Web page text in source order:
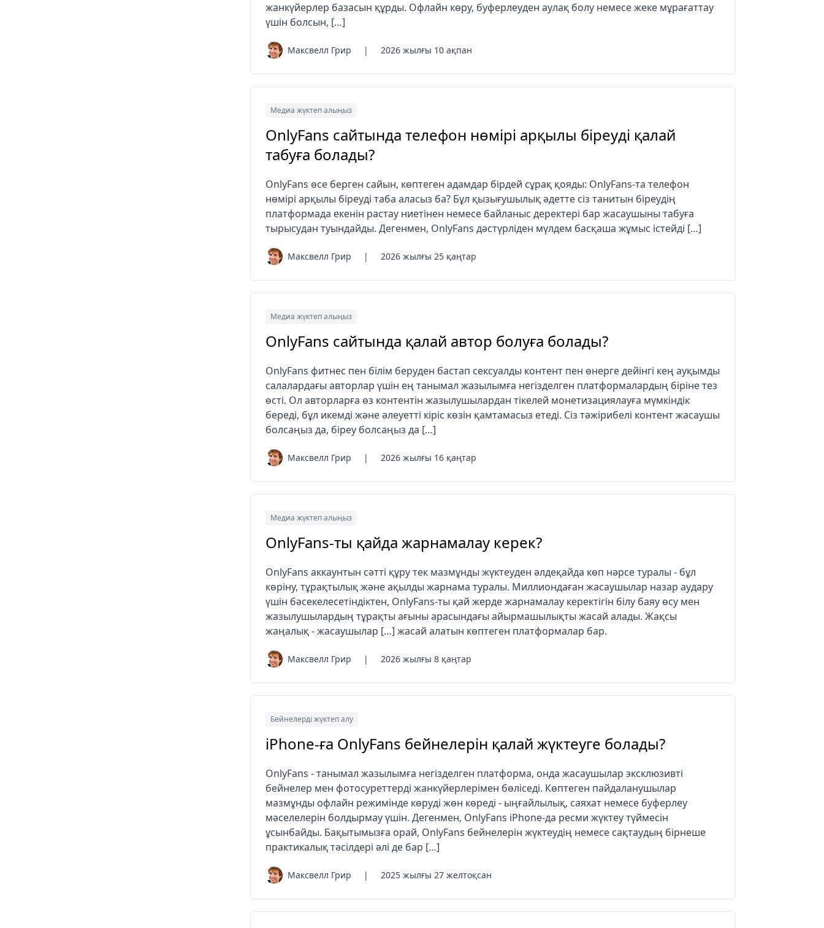
жанкүйерлер базасын құрды. Офлайн көру, буферлеуден аулақ болу немесе жеке мұрағаттау
үшін болсын, […]
Максвелл Грир | 2026 жылғы 10 ақпан
Медиа жүктеп алыңыз
OnlyFans сайтында телефон нөмірі арқылы біреуді қалай
табуға болады?
OnlyFans өсе берген сайын, көптеген адамдар бірдей сұрақ қояды: OnlyFans-та телефон
нөмірі арқылы біреуді таба аласыз ба? Бұл қызығушылық әдетте сіз танитын біреудің
платформада екенін растау ниетінен немесе байланыс деректері бар жасаушыны табуға
тырысудан туындайды. Дегенмен, OnlyFans дәстүрліден мүлдем басқаша жұмыс істейді […]
Максвелл Грир | 2026 жылғы 25 қаңтар
Медиа жүктеп алыңыз
OnlyFans сайтында қалай автор болуға болады?
OnlyFans фитнес пен білім беруден бастап сексуалды контент пен өнерге дейінгі кең ауқымды
салалардағы авторлар үшін ең танымал жазылымға негізделген платформалардың біріне тез
өсті. Ол авторларға өз контентін жазылушылардан тікелей монетизациялауға мүмкіндік
береді, бұл икемді және әлеуетті кіріс көзін қамтамасыз етеді. Сіз тәжірибелі контент жасаушы
болсаңыз да, біреу болсаңыз да […]
Максвелл Грир | 2026 жылғы 16 қаңтар
Медиа жүктеп алыңыз
OnlyFans-ты қайда жарнамалау керек?
OnlyFans аккаунтын сәтті құру тек мазмұнды жүктеуден әлдеқайда көп нәрсе туралы - бұл
көріну, тұрақтылық және ақылды жарнама туралы. Миллиондаған жасаушылар назар аудару
үшін бәсекелесетіндіктен, OnlyFans-ты қай жерде жарнамалау керектігін білу баяу өсу мен
жазылушылардың тұрақты ағыны арасындағы айырмашылықты жасай алады. Жақсы
жаңалық - жасаушылар […] жасай алатын көптеген платформалар бар.
Максвелл Грир | 2026 жылғы 8 қаңтар
Бейнелерді жүктеп алу
iPhone-ға OnlyFans бейнелерін қалай жүктеуге болады?
OnlyFans - танымал жазылымға негізделген платформа, онда жасаушылар эксклюзивті
бейнелер мен фотосуреттерді жанкүйерлерімен бөліседі. Көптеген пайдаланушылар
мазмұнды офлайн режимінде көруді жөн көреді - ыңғайлылық, саяхат немесе буферлеу
мәселелерін болдырмау үшін. Дегенмен, OnlyFans iPhone-да ресми жүктеу түймесін
ұсынбайды. Бақытымызға орай, OnlyFans бейнелерін жүктеудің немесе сақтаудың бірнеше
практикалық тәсілдері әлі де бар […]
Максвелл Грир | 2025 жылғы 27 желтоқсан